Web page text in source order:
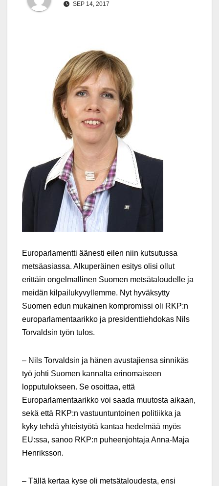
SEP 14, 2017
Europarlamentti äänesti eilen niin kutsutussa
metsäasiassa. Alkuperäinen esitys olisi ollut
erittäin ongelmallinen Suomen metsätaloudelle ja
meidän kilpailukyvyllemme. Nyt hyväksytty
Suomen edun mukainen kompromissi oli RKP:n
europarlamentaarikko ja presidenttiehdokas Nils
Torvaldsin työn tulos.
– Nils Torvaldsin ja hänen avustajiensa sinnikäs
työ johti Suomen kannalta erinomaiseen
lopputulokseen. Se osoittaa, että
Europarlamentaarikko voi saada muutosta aikaan,
sekä että RKP:n vastuuntuntoinen politiikka ja
kyky tehdä yhteistyötä kantaa hedelmää myös
EU:ssa, sanoo RKP:n puheenjohtaja Anna-Maja
Henriksson.
– Tällä kertaa kyse oli metsätaloudesta, ensi